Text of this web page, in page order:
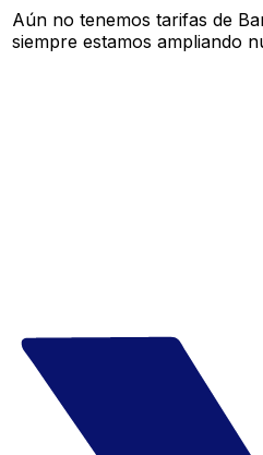
Aún no tenemos tarifas de
siempre estamos ampliando